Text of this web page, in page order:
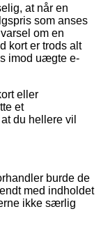
at når en
som anses
om en
kort er trods alt
imod uægte e-
eller
et
du hellere vil
burde de
med indholdet
ikke særlig